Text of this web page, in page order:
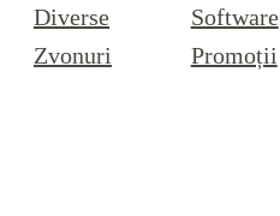
Diverse
Zvonuri
Software
Promoții